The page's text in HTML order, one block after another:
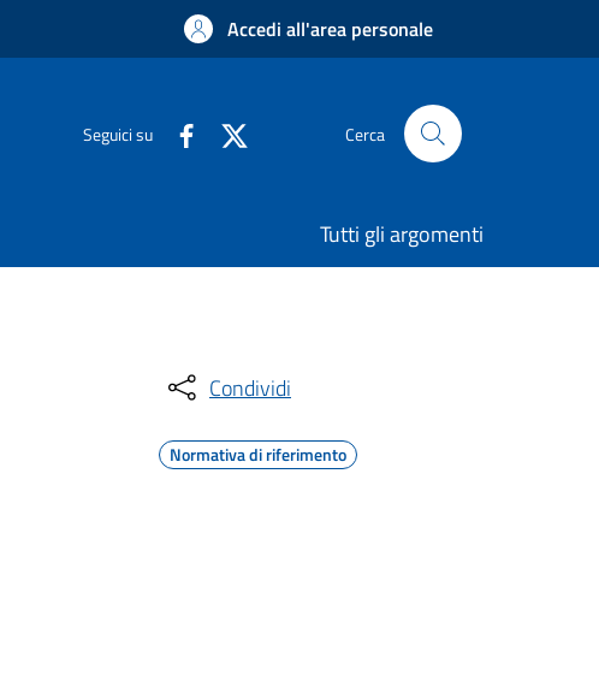
Accedi all'area personale
Seguici su Cerca
Tutti gli argomenti
Condividi
Normativa di riferimento